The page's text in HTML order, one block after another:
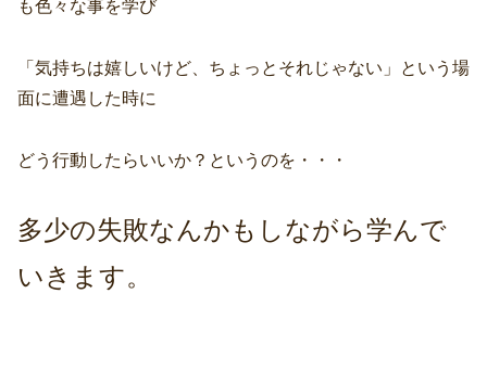
も色々な事を学び
「気持ちは嬉しいけど、ちょっとそれじゃない」という場
面に遭遇した時に
どう行動したらいいか？というのを・・・
多少の失敗なんかもしながら学んで
いきます。